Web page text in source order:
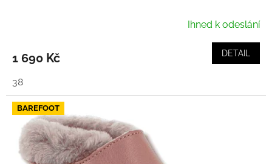
Ihned k odeslání
1 690 Kč DETAIL
38
BAREFOOT